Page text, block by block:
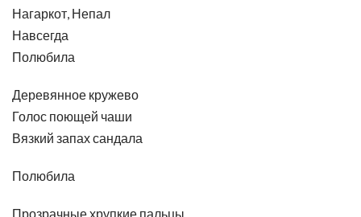
Нагаркот, Непал
Навсегда
Полюбила
Деревянное кружево
Голос поющей чаши
Вязкий запах сандала
Полюбила
Прозрачные хрупкие пальцы